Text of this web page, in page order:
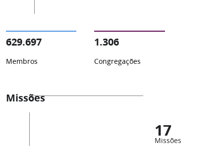
629.697
Membros
1.306
Congregações
Missões
17
Missões